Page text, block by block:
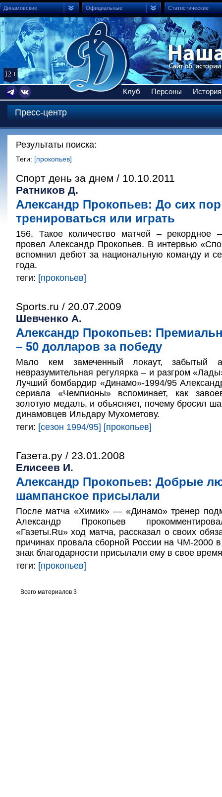
Динамовские Официальные Статистические
Клуб Персоны История
Пресс-центр
Результаты поиска:
Теги: [прокопьев]
Спорт день за днем / 10.10.2011
Ратников Д.
Александр Прокопьев: До сих
тренироваться или играть
156. Такое количество матчей – рекордное
провел Александр Прокопьев. В интервью
вспомнил дебют за национальную команду и
года.
теги: [прокопьев]
Sports.ru / 20.07.2009
Шевченко А.
Александр Прокопьев:
– 50 долларов за победу
Мало кем замеченный локаут, забытый
невразумительная регулярка – и разгром
Лучший бомбардир «Динамо»-1994/95
сериала «Чемпионы» вспоминает, как
золотую медаль, и объясняет, почему бросил
динамовцев Ильдару Мухометову.
теги: [сезон 1994/95] [прокопьев]
Газета.ру / 23.01.2008
Елисеев И.
Александр Прокопьев: Добрые
шампанское присылали
После матча «Химик» — «Динамо» тренер
Александр Прокопьев
«Газеты.Ru» ход матча, рассказал о своих
причинах провала сборной России на ЧМ-2000
знак благодарности присылали ему в свое
теги: [прокопьев]
Всего материалов 3